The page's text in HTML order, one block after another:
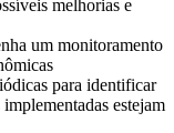
melhorias e
um monitoramento
para identificar
estejam